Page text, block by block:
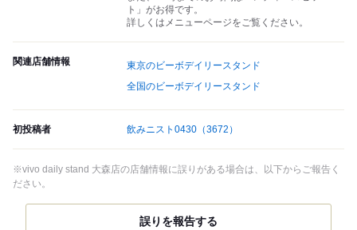
ト」がお得です。
詳しくはメニューページをご覧ください。
関連店舗情報
東京のビーボデイリースタンド
全国のビーボデイリースタンド
初投稿者 飲みニスト0430 （3672）
※vivo daily stand 大森店の店舗情報に誤りがある場合は、以下からご報告く
ださい。
誤りを報告する